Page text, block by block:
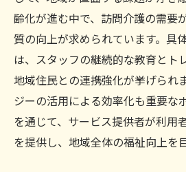
齢化が進む中で、訪問介護の需要
質の向上が求められています。具
は、スタッフの継続的な教育とト
地域住民との連携強化が挙げられ
ジーの活用による効率化も重要な
を通じて、サービス提供者が利用
を提供し、地域全体の福祉向上を